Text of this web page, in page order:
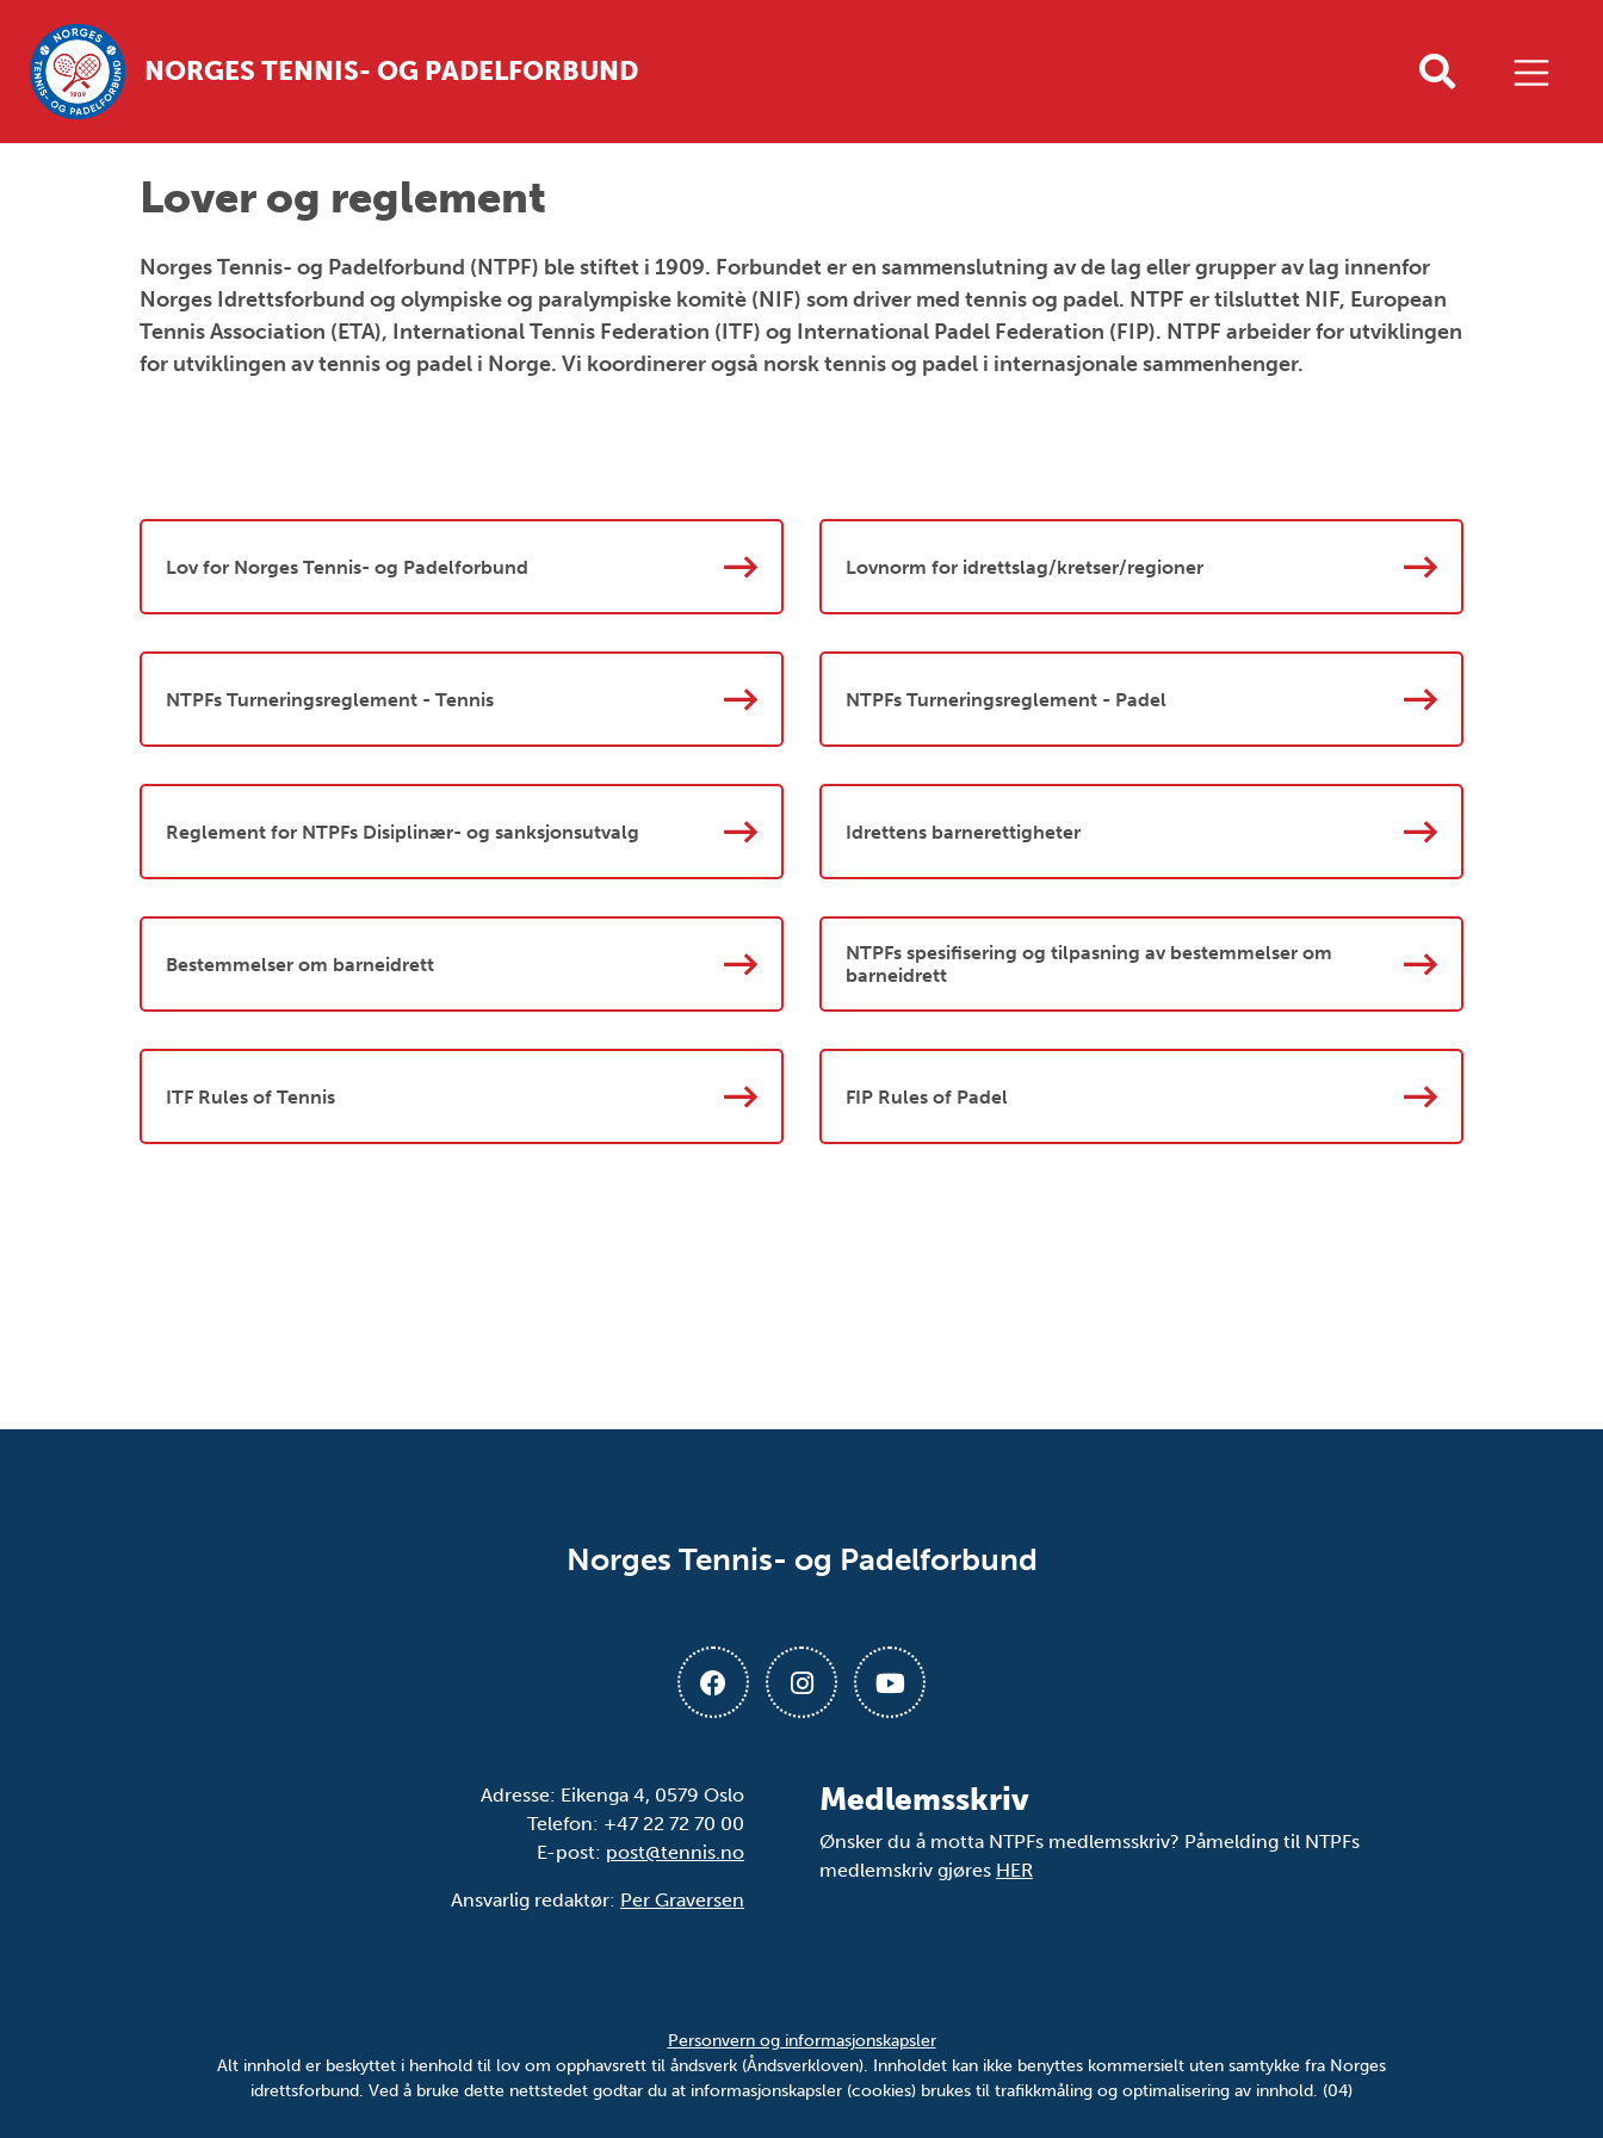
NORGES TENNIS- OG PADELFORBUND
Lover og reglement
Norges Tennis- og Padelforbund (NTPF) ble stiftet i 1909. Forbundet er en sammenslutning av de lag eller grupper av lag innenfor
Norges Idrettsforbund og olympiske og paralympiske komitè (NIF) som driver med tennis og padel. NTPF er tilsluttet NIF, European
Tennis Association (ETA), International Tennis Federation (ITF) og International Padel Federation (FIP). NTPF arbeider for utviklingen
for utviklingen av tennis og padel i Norge. Vi koordinerer også norsk tennis og padel i internasjonale sammenhenger.
Lov for Norges Tennis- og Padelforbund Lovnorm for idrettslag/kretser/regioner
NTPFs Turneringsreglement - Tennis NTPFs Turneringsreglement - Padel
Reglement for NTPFs Disiplinær- og sanksjonsutvalg Idrettens barnerettigheter
Bestemmelser om barneidrett
NTPFs spesifisering og tilpasning av bestemmelser om
barneidrett
ITF Rules of Tennis FIP Rules of Padel
Norges Tennis- og Padelforbund
Adresse: Eikenga 4, 0579 Oslo
Telefon: +47 22 72 70 00
E-post: post@tennis.no
Ansvarlig redaktør: Per Graversen
Medlemsskriv
Ønsker du å motta NTPFs medlemsskriv? Påmelding til NTPFs
medlemskriv gjøres HER
Personvern og informasjonskapsler
Alt innhold er beskyttet i henhold til lov om opphavsrett til åndsverk (Åndsverkloven). Innholdet kan ikke benyttes kommersielt uten samtykke fra Norges
idrettsforbund. Ved å bruke dette nettstedet godtar du at informasjonskapsler (cookies) brukes til trafikkmåling og optimalisering av innhold. (04)